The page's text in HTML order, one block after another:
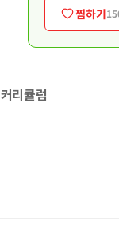
찜하기
커리큘럼